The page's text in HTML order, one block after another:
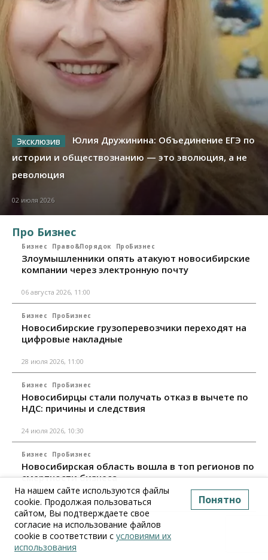
Юлия Дружинина: Объединение ЕГЭ по
истории и обществознанию — это эволюция, а не
революция
02 июля 2026
Про Бизнес
Бизнес Право&Порядок ПроБизнес
Злоумышленники опять атакуют новосибирские
компании через электронную почту
06 августа 2026, 11:00
Бизнес ПроБизнес
Новосибирские грузоперевозчики переходят на
цифровые накладные
28 июля 2026, 11:00
Бизнес ПроБизнес
Новосибирцы стали получать отказ в вычете по
НДС: причины и следствия
24 июля 2026, 10:30
Бизнес ПроБизнес
Новосибирская область вошла в топ регионов по
смертности бизнеса
17 июля 2026, 12:00
Все материалы
На нашем сайте используются файлы
cookie. Продолжая пользоваться
сайтом, Вы подтверждаете свое
согласие на использование файлов
cookie в соответствии с условиями их
использования
Понятно